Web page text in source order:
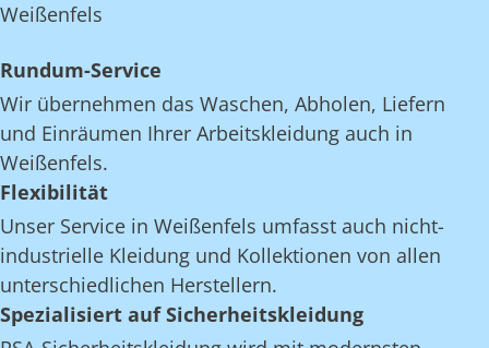
Weißenfels
Rundum-Service
Wir übernehmen das Waschen, Abholen, Liefern
und Einräumen Ihrer Arbeitskleidung auch in
Weißenfels.
Flexibilität
Unser Service in Weißenfels umfasst auch nicht-
industrielle Kleidung und Kollektionen von allen
unterschiedlichen Herstellern.
Spezialisiert auf Sicherheitskleidung